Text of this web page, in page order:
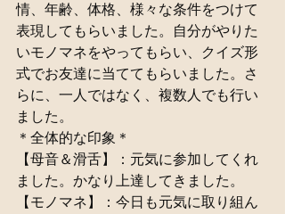
情、年齢、体格、様々な条件をつけて
表現してもらいました。自分がやりた
いモノマネをやってもらい、クイズ形
式でお友達に当ててもらいました。さ
らに、一人ではなく、複数人でも行い
ました。
＊全体的な印象＊
【母音＆滑舌】：元気に参加してくれ
ました。かなり上達してきました。
【モノマネ】：今日も元気に取り組ん